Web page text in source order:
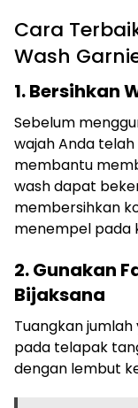
Cara
Wash
1. Bersihkan
Sebelum
wajah Anda
membantu
wash dapat
membersihkan
menempel pada
2. Gunakan
Bijaksana
Tuangkan
pada telapak
dengan lembut